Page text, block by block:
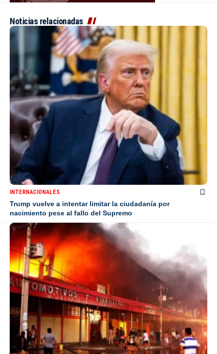
Noticias relacionadas
INTERNACIONALES
Trump vuelve a intentar limitar la ciudadanía por
nacimiento pese al fallo del Supremo